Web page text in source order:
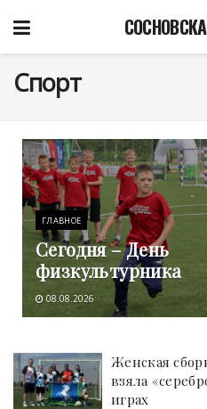
Спорт
ГЛАВНОЕ
Сегодня – День
физкультурника
08.08.2026
Женская
взяла
играх